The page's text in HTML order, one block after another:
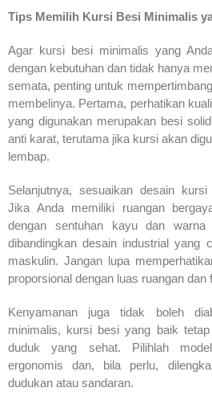
Tips Memilih Kursi Besi Minimalis
Agar kursi besi minimalis yang
dengan kebutuhan dan tidak hanya
semata, penting untuk
membelinya. Pertama, perhatikan
yang digunakan merupakan besi
anti karat, terutama jika kursi akan
lembap.
Selanjutnya, sesuaikan desain
Jika Anda memiliki ruangan
dengan sentuhan kayu dan
dibandingkan desain industrial yang
maskulin. Jangan lupa
proporsional dengan luas ruangan dan
Kenyamanan juga tidak boleh
minimalis, kursi besi yang baik
duduk yang sehat. Pilihlah
ergonomis dan, bila perlu,
dudukan atau sandaran.